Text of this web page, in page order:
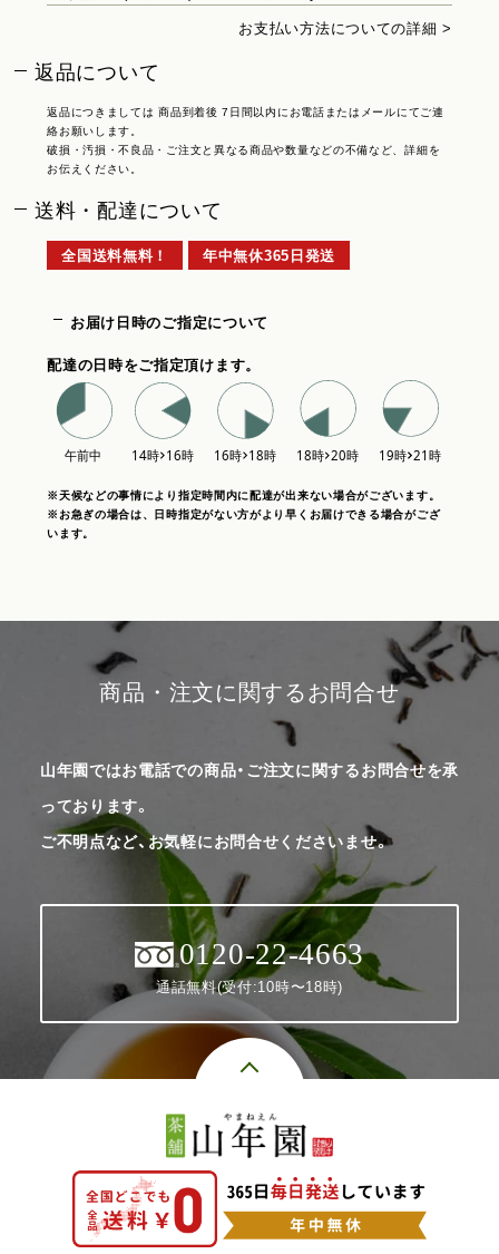
お支払い方法についての詳細 >
返品について
返品につきましては 商品到着後 7日間以内にお電話またはメールにてご連
絡お願いします。
破損・汚損・不良品・ご注文と異なる商品や数量などの不備など、詳細を
お伝えください。
送料・配達について
全国送料無料！ 年中無休365日発送
お届け日時のご指定について
配達の日時をご指定頂けます。
※天候などの事情により指定時間内に配達が出来ない場合がございます。
※お急ぎの場合は、日時指定がない方がより早くお届けできる場合がござ
います。
商品・注文に関するお問合せ
山年園ではお電話での商品・ご注文に関するお問合せを承
っております。
ご不明点など、お気軽にお問合せくださいませ。
0120-22-4663
通話無料(受付:10時〜18時)